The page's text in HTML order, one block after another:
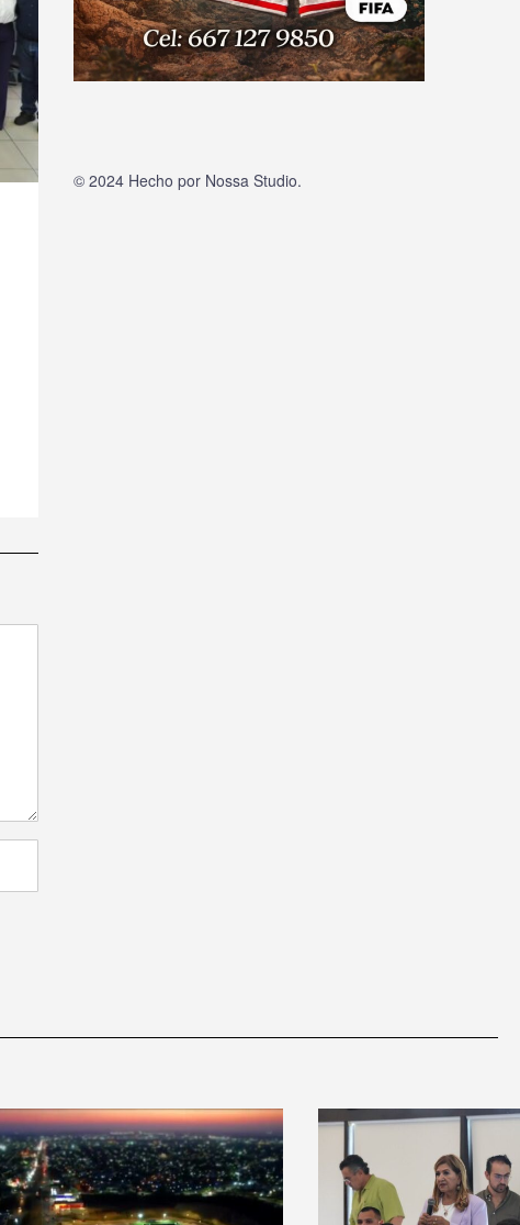
© 2024 Hecho por Nossa Studio.